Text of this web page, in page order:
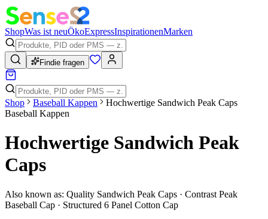
ShopWas ist neuÖkoExpressInspirationenMarken
Findie fragen
Shop Baseball Kappen
Hochwertige Sandwich Peak Caps
Baseball Kappen
Hochwertige Sandwich Peak
Caps
Also known as: Quality Sandwich Peak Caps · Contrast Peak
Baseball Cap · Structured 6 Panel Cotton Cap